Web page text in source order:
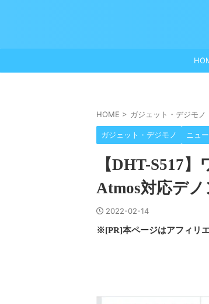
HOME > ガジェット・デジモノ
ガジェット・デジモノ ニュ
【DHT-S517
Atmos対応デ
2022-02-14
※[PR]本ページはアフィリ